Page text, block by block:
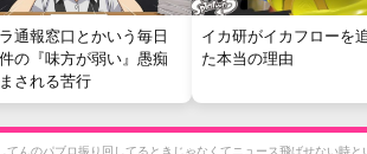
通報窓口とかいう毎日
の『味方が弱い』愚痴
される苦行
イカ研がイカフローを
た本当の理由
てんのパブロ振り回してるときじゃなくてニュース飛ばせない時と